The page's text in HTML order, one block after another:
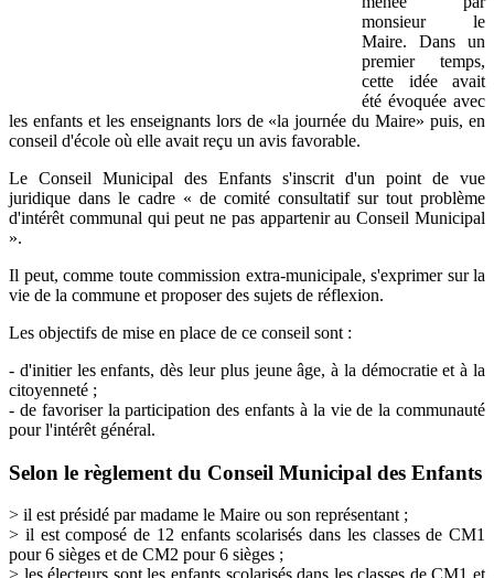
monsieur le
Maire. Dans un
premier temps,
cette idée avait
été évoquée avec
les enfants et les enseignants lors de «la journée du Maire» puis, en
conseil d'école où elle avait reçu un avis favorable.
Le Conseil Municipal des Enfants s'inscrit d'un point de vue
juridique dans le cadre « de comité consultatif sur tout problème
d'intérêt communal qui peut ne pas appartenir au Conseil Municipal
».
Il peut, comme toute commission extra-municipale, s'exprimer sur la
vie de la commune et proposer des sujets de réflexion.
Les objectifs de mise en place de ce conseil sont :
- d'initier les enfants, dès leur plus jeune âge, à la démocratie et à la
citoyenneté ;
- de favoriser la participation des enfants à la vie de la communauté
pour l'intérêt général.
Selon le règlement du Conseil Municipal des Enfants
> il est présidé par madame le Maire ou son représentant ;
> il est composé de 12 enfants scolarisés dans les classes de CM1
pour 6 sièges et de CM2 pour 6 sièges ;